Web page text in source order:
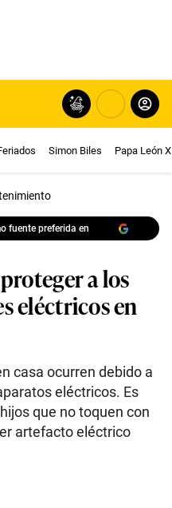
Simon Biles Papa León
fuente preferida en
a los
eléctricos en
casa ocurren debido a
eléctricos. Es
que no toquen con
artefacto eléctrico